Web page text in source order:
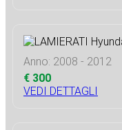
Anno: 2008 - 2012
€ 300
VEDI DETTAGLI